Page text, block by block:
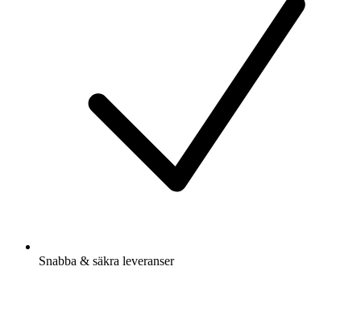
Snabba & säkra leveranser